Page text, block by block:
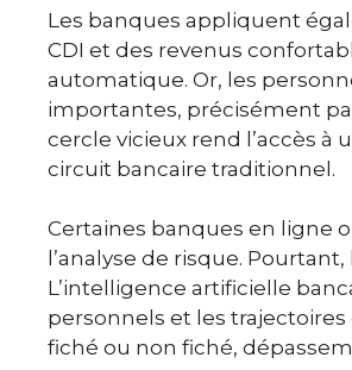
Les banques appliquent
CDI et des revenus
automatique. Or, les
importantes, précisément
cercle vicieux rend l’accès à
circuit bancaire traditionnel.
Certaines banques en ligne
l’analyse de risque.
L’intelligence artificielle
personnels et les
fiché ou non fiché,